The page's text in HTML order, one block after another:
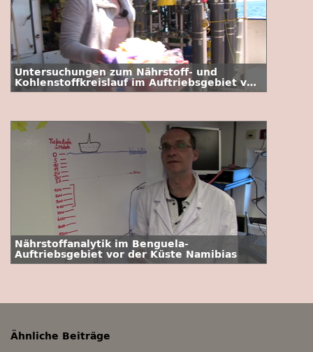
Untersuchungen zum Nährstoff- und
Kohlenstoffkreislauf im Auftriebsgebiet vor
Namibia
Nährstoffanalytik im Benguela-
Auftriebsgebiet vor der Küste Namibias
Ähnliche Beiträge